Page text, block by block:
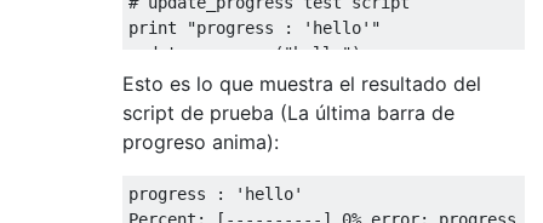
print
"progress : 'hello'"
update_progress
( "hello")
time .sleep(1)
print
"progress : 3"
update_progress(
Esto es lo que muestra el resultado del
script de prueba (La última barra de
progreso anima):
progress :
'hello'